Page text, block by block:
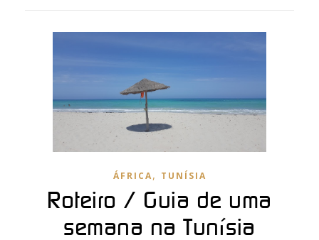
ÁFRICA, TUNÍSIA
Roteiro / Guia de uma
semana na Tunísia